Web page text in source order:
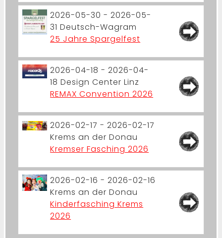
2026-05-30 - 2026-05-
31 Deutsch-Wagram
25 Jahre Spargelfest
2026-04-18 - 2026-04-
18 Design Center Linz
REMAX Convention 2026
2026-02-17 - 2026-02-17
Krems an der Donau
Kremser Fasching 2026
2026-02-16 - 2026-02-16
Krems an der Donau
Kinderfasching Krems
2026